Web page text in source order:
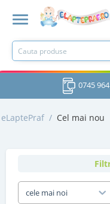
0745
eLaptePraf / Cel mai nou
cele mai noi